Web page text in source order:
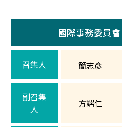
國際事務委員
召集人 簡志彥
副召集
人
方端仁